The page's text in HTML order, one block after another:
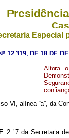
Especial
12.319, DE 18 DE
Altera
VI, alínea “a”, da
2.17 da Secretaria